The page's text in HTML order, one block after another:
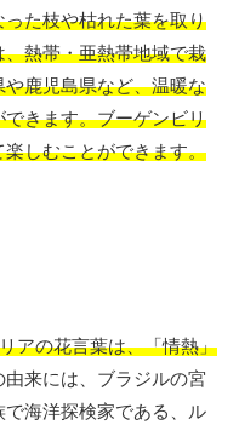
た枝や枯れた葉を取り
熱帯・亜熱帯地域で栽
鹿児島県など、温暖な
きます。ブーゲンビリ
しむことができます。
アの花言葉は、「情熱」
由来には、ブラジルの宮
海洋探検家である、ル